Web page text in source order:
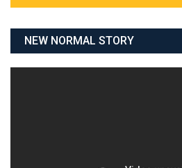
NEW NORMAL STORY